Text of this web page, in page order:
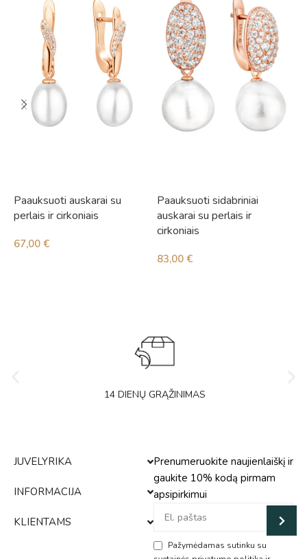
Paauksuoti auskarai su
perlais ir cirkoniais
67,00 €
Paauksuoti sidabriniai
auskarai su perlais ir
cirkoniais
83,00 €
14 DIENŲ GRĄŽINIMAS
JUVELYRIKA
INFORMACIJA
KLIENTAMS
Prenumeruokite naujienlaiškį ir
gaukite 10% kodą pirmam
apsipirkimui
Pažymėdamas sutinku su